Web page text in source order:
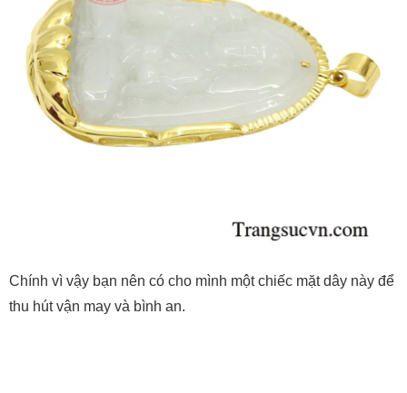
Chính vì vậy bạn nên có cho mình một chiếc mặt dây này để
thu hút vận may và bình an.